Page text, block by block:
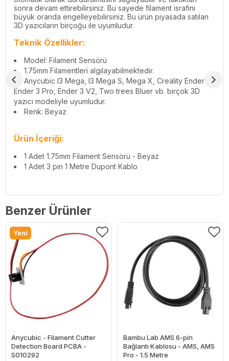
sonra devam ettirebilirsiniz. Bu sayede filament israfını
büyük oranda engelleyebilirsiniz. Bu ürün piyasada satılan
3D yazıcıların birçoğu ile uyumludur.
Teknik Özellikler:
Model: Filament Sensörü
1.75mm Filamentleri algılayabilmektedir.
Anycubic I3 Mega, I3 Mega S, Mega X, Creality Ender 3,
Ender 3 Pro, Ender 3 V2, Two trees Bluer vb. birçok 3D
yazıcı modeliyle uyumludur.
Renk: Beyaz
Ürün İçeriği:
1 Adet 1.75mm Filament Sensörü - Beyaz
1 Adet 3 pin 1 Metre Dupont Kablo
Benzer Ürünler
Yeni
Anycubic - Filament Cutter
Detection Board PCBA -
S010292
Bambu Lab AMS 6-pin
Bağlantı Kablosu - AMS, AMS
Pro - 1.5 Metre